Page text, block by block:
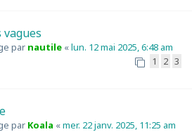
vagues
par nautile «lun. 12 mai 2025, 6:48 am
1 2 3
par Koala «mer. 22 janv. 2025, 11:25 am